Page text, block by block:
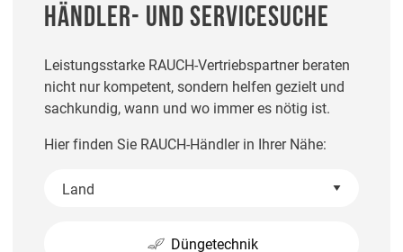
HÄNDLER- UND SERVICESUCHE
Leistungsstarke RAUCH-Vertriebspartner beraten
nicht nur kompetent, sondern helfen gezielt und
sachkundig, wann und wo immer es nötig ist.
Hier finden Sie RAUCH-Händler in Ihrer Nähe:
Düngetechnik